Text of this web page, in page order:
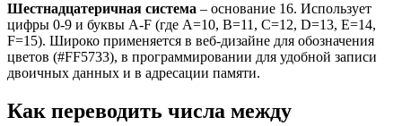
Шестнадцатеричная система – основание 16. Использует
цифры 0-9 и буквы A-F (где A=10, B=11, C=12, D=13, E=14,
F=15). Широко применяется в веб-дизайне для обозначения
цветов (#FF5733), в программировании для удобной записи
двоичных данных и в адресации памяти.
Как переводить числа между